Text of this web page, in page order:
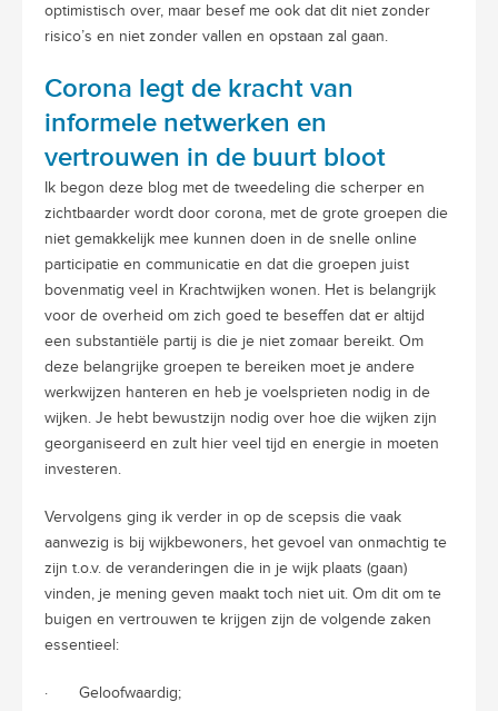
optimistisch over, maar besef me ook dat dit niet zonder
risico’s en niet zonder vallen en opstaan zal gaan.
Corona legt de kracht van
informele netwerken en
vertrouwen in de buurt bloot
Ik begon deze blog met de tweedeling die scherper en
zichtbaarder wordt door corona, met de grote groepen die
niet gemakkelijk mee kunnen doen in de snelle online
participatie en communicatie en dat die groepen juist
bovenmatig veel in Krachtwijken wonen. Het is belangrijk
voor de overheid om zich goed te beseffen dat er altijd
een substantiële partij is die je niet zomaar bereikt. Om
deze belangrijke groepen te bereiken moet je andere
werkwijzen hanteren en heb je voelsprieten nodig in de
wijken. Je hebt bewustzijn nodig over hoe die wijken zijn
georganiseerd en zult hier veel tijd en energie in moeten
investeren.
Vervolgens ging ik verder in op de scepsis die vaak
aanwezig is bij wijkbewoners, het gevoel van onmachtig te
zijn t.o.v. de veranderingen die in je wijk plaats (gaan)
vinden, je mening geven maakt toch niet uit. Om dit om te
buigen en vertrouwen te krijgen zijn de volgende zaken
essentieel:
· Geloofwaardig;